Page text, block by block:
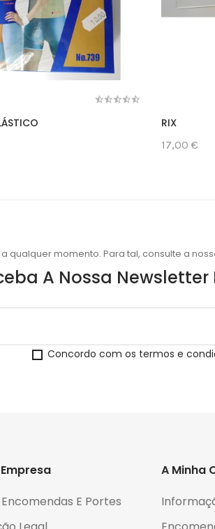
RIX
17,00 €
qualquer momento. Para tal, consulte a
A Nossa Newsletter
Concordo com os termos e
E Portes
A Minha